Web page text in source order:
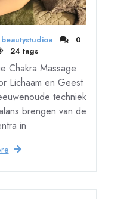
beautystudioa
0
24 tags
Chakra Massage:
Lichaam en Geest
techniek
brengen van de
in